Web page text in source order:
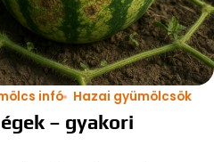
infó Hazai gyümölcsök
– gyakori